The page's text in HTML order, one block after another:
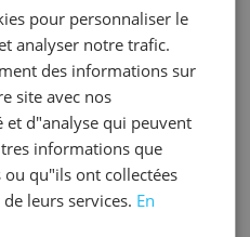
pour personnaliser le
analyser notre trafic.
des informations sur
site avec nos
d"analyse qui peuvent
informations que
qu"ils ont collectées
leurs services. En